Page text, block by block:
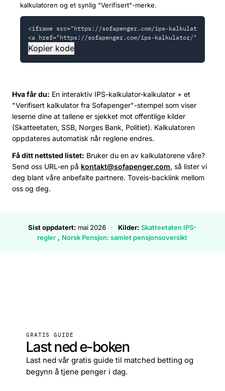
kalkulatoren og et synlig "Verifisert"-merke.
<iframe src="https://sofapenger.com/ips-kalkulator/
<a href="https://sofapenger.com/ips-kalkulator/"
Kopier kode
Hva får du: En interaktiv IPS-kalkulator-kalkulator + et
"Verifisert kalkulator fra Sofapenger"-stempel som viser
leserne dine at tallene er sjekket mot offentlige kilder
(Skatteetaten, SSB, Norges Bank, Politiet). Kalkulatoren
oppdateres automatisk når reglene endres.
Få ditt nettsted listet: Bruker du en av kalkulatorene våre?
Send oss URL-en på kontakt@sofapenger.com, så lister vi
deg blant våre anbefalte partnere. Toveis-backlink mellom
oss og deg.
Sist oppdatert: mai 2026 · Kilder: Skatteetaten IPS-
regler , Norsk Pensjon: samlet pensjonsoversikt
GRATIS GUIDE
Last ned e-boken
Last ned vår gratis guide til matched betting og
begynn å tjene penger i dag.